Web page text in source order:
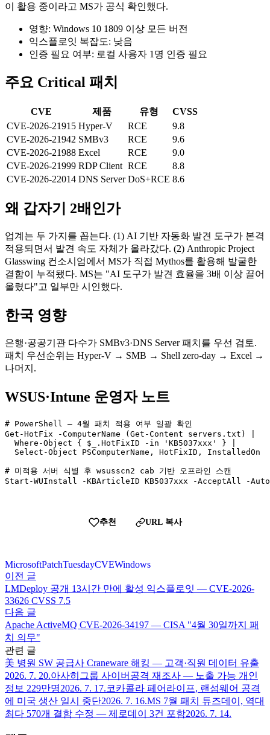
이 활용 중이라고 MS가 공식 확인했다.
영향: Windows 10 1809 이상 모든 버전
익스플로잇 복잡도: 낮음
인증 필요 여부: 로컬 사용자 1명 인증 필요
주요 Critical 패치
CVE 제품 유형
CVSS
CVE-2026-21915 Hyper-V RCE
9.8
CVE-2026-21942 SMBv3 RCE
9.6
CVE-2026-21988 Excel RCE
9.0
CVE-2026-21999 RDP Client RCE
8.8
CVE-2026-22014 DNS Server DoS+RCE 8.6
왜 갑자기 2배인가
업계는 두 가지를 꼽는다. (1) AI 기반 자동화 발견 도구가 본격
적용되면서 발견 속도 자체가 올라갔다. (2) Anthropic Project
Glasswing 컨소시엄에서 MS가 직접 Mythos를 활용해 발굴한
결함이 누적됐다. MS는 "AI 도구가 발견 효율을 3배 이상 끌어
올렸다"고 일부만 시인했다.
한국 영향
은행·공공기관 다수가 SMBv3·DNS Server 패치를 우선 검토.
패치 우선순위는 Hyper-V → SMB → Shell zero-day → Excel →
나머지.
WSUS·Intune 운영자 노트
# PowerShell — 4월 패치 적용 여부 일괄 확인
Get-HotFix -ComputerName (Get-Content servers.txt) |
  Where-Object { $_.HotFixID -in 'KB5037xxx' } |
  Select-Object PSComputerName, HotFixID, InstalledOn
# 미적용 서버 식별 후 wsusscn2 cab 기반 오프라인 스캔
Start-WUInstall -KBArticleID KB5037xxx -AcceptAll -
추천 URL 복사
MicrosoftPatchTuesdayCVEWindows
이전 글
LMDeploy 공개 13시간 만에 활성 익스플로잇 — CVE-2026-
33626 CVSS 7.5
다음 글
Apache ActiveMQ CVE-2026-34197 — CISA "4월 30일까지 패
치 의무"
관련 글
美 병원 SW 공급사 Craneware 해킹 — 고객·직원 데이터 유출
2026. 7. 20.아사히그룹 사이버공격 재조사 — 노출 가능 개인
정보 229만명2026. 7. 17.코카콜라 페어라이프, 랜섬웨어 공격
에 미국 생산 일시 중단2026. 7. 16.MS 7월 패치 튜즈데이, 역대
최다 570개 결함 수정 — 제로데이 3건 포함2026. 7. 14.